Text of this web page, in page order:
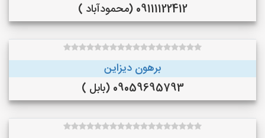
09111122412 (محمودآباد )
برهون دیزاین
09059695793 (بابل )